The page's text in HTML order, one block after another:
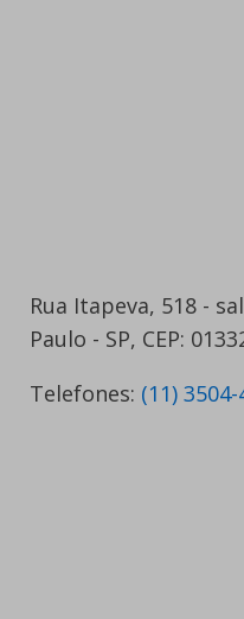
Rua Itapeva, 518 -
Paulo - SP, CEP:
Telefones: (11)